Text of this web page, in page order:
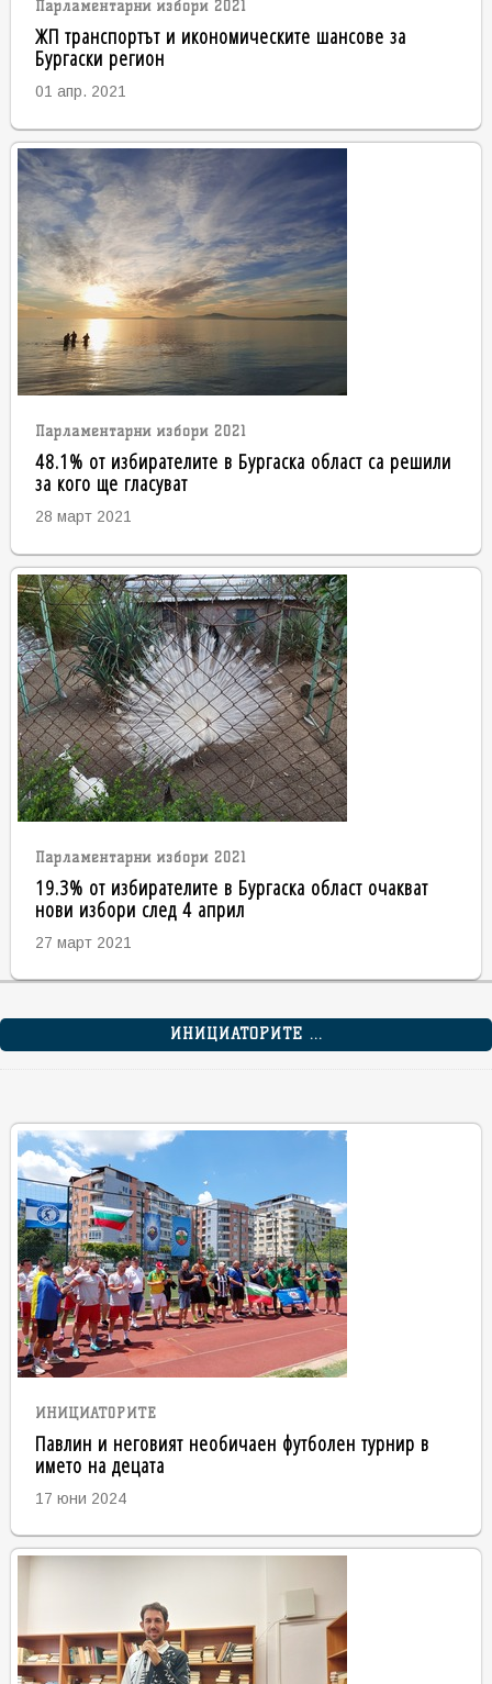
Парламентарни избори 2021
ЖП транспортът и икономическите шансове за
Бургаски регион
01 апр. 2021
Парламентарни избори 2021
48.1% от избирателите в Бургаска област са решили
за кого ще гласуват
28 март 2021
Парламентарни избори 2021
19.3% от избирателите в Бургаска област очакват
нови избори след 4 април
27 март 2021
ИНИЦИАТОРИТЕ ...
ИНИЦИАТОРИТЕ
Павлин и неговият необичаен футболен турнир в
името на децата
17 юни 2024